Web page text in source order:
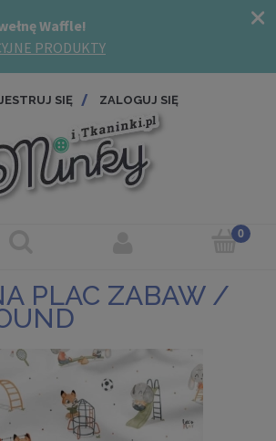
SIĘ ZALOGUJ SIĘ
PLAC ZABAW /